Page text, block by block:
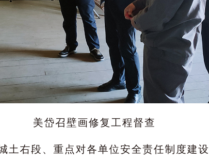
美岱召壁画修复工程督查
土右段、重点对各单位安全责任制度建